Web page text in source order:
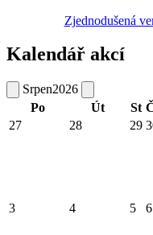
Zjednodušená
Kalendář akcí
Srpen2026
Po
Út St
27
28 29
3 4 5 6